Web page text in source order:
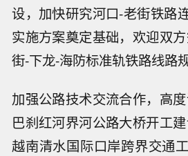
设，加快研究河口-老街铁路
实施方案奠定基础，欢迎双
街-下龙-海防标准轨铁路线路
加强公路技术交流合作，高
巴刹红河界河公路大桥开工
越南清水国际口岸跨界交通